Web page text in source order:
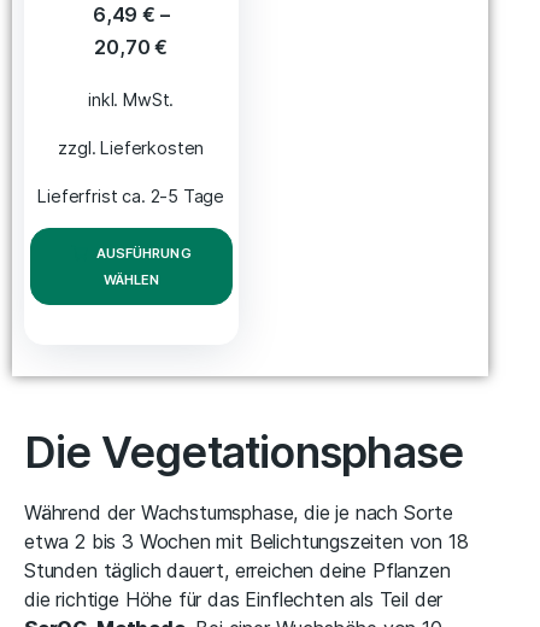
4.58
von 5
6,49€ –
20,70€
inkl. MwSt.
zzgl. Lieferkosten
Lieferfrist ca. 2-5 Tage
AUSFÜHRUNG
WÄHLEN
Die Vegetationsphase
Während der Wachstumsphase, die je nach Sorte
etwa 2 bis 3 Wochen mit Belichtungszeiten von 18
Stunden täglich dauert, erreichen deine Pflanzen
die richtige Höhe für das Einflechten als Teil der